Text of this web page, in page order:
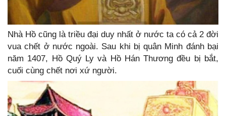
Nhà Hồ cũng là triều đại duy nhất ở nước ta có cả 2 đời
vua chết ở nước ngoài. Sau khi bị quân Minh đánh bại
năm 1407, Hồ Quý Ly và Hồ Hán Thương đều bị bắt,
cuối cùng chết nơi xứ người.